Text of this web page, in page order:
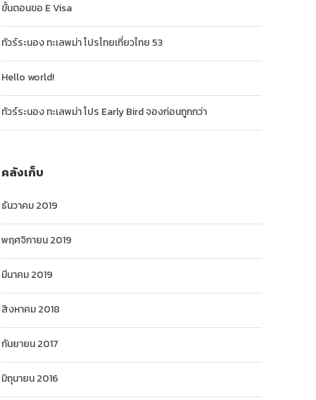
ขั้นตอนขอ E Visa
ทัวร์ระนอง ทะเลพม่า โปรไทยเที่ยวไทย 53
Hello world!
ทัวร์ระนอง ทะเลพม่า โปร Early Bird จองก่อนถูกกว่า
คลังเก็บ
ธันวาคม 2019
พฤศจิกายน 2019
มีนาคม 2019
สิงหาคม 2018
กันยายน 2017
มิถุนายน 2016